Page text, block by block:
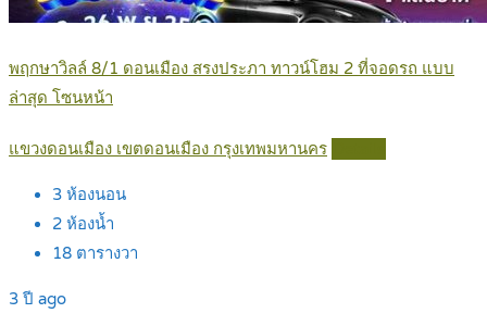
พฤกษาวิลล์ 8/1 ดอนเมือง สรงประภา ทาวน์โฮม 2 ที่จอดรถ แบบ
ล่าสุด โซนหน้า
แขวงดอนเมือง เขตดอนเมือง กรุงเทพมหานคร
3 ห้องนอน
2 ห้องน้ำ
18 ตารางวา
3 ปี ago